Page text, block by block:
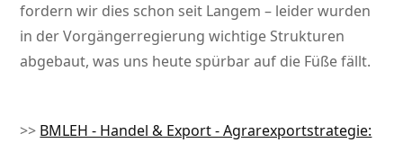
fordern wir dies schon seit Langem – leider wurden
in der Vorgängerregierung wichtige Strukturen
abgebaut, was uns heute spürbar auf die Füße fällt.
>> BMLEH - Handel & Export - Agrarexportstrategie: